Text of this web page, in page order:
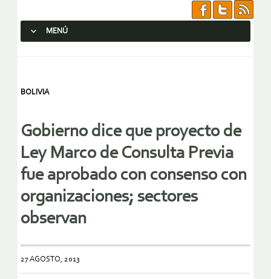
MENÚ
BOLIVIA
Gobierno dice que proyecto de
Ley Marco de Consulta Previa
fue aprobado con consenso con
organizaciones; sectores
observan
27 AGOSTO, 2013